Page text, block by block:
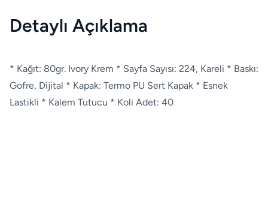
Detaylı Açıklama
* Kağıt: 80gr. Ivory Krem * Sayfa Sayısı: 224, Kareli * Baskı:
Gofre, Dijital * Kapak: Termo PU Sert Kapak * Esnek
Lastikli * Kalem Tutucu * Koli Adet: 40